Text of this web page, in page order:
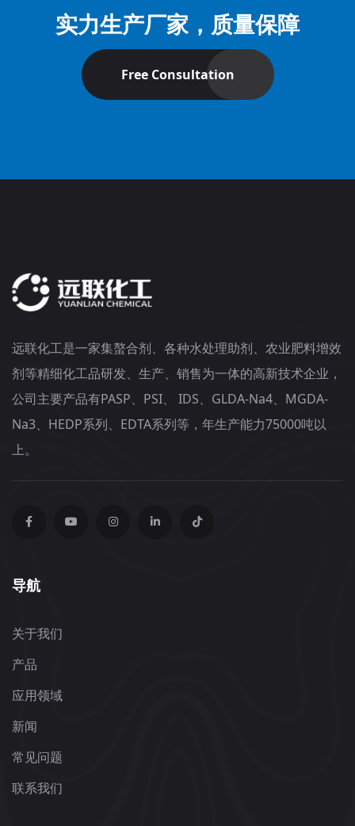
实力生产厂家，质量保障
Free Consultation
远联化工是一家集螯合剂、各种水处理助剂、农业肥料增效
剂等精细化工品研发、生产、销售为一体的高新技术企业，
公司主要产品有PASP、PSI、 IDS、GLDA-Na4、MGDA-
Na3、HEDP系列、EDTA系列等，年生产能力75000吨以
上。
导航
关于我们
产品
应用领域
新闻
常见问题
联系我们